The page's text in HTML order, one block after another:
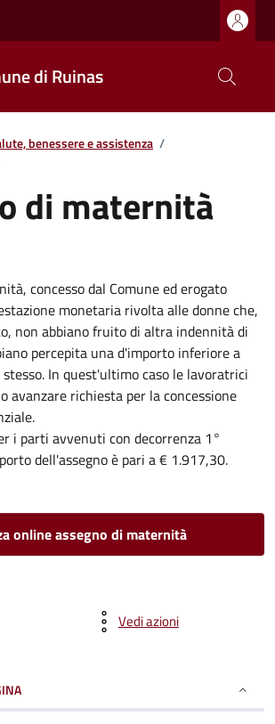
di Ruinas
benessere e assistenza /
di maternità
concesso dal Comune ed erogato
monetaria rivolta alle donne che,
non abbiano fruito di altra indennità di
percepita una d'importo inferiore a
In quest'ultimo caso le lavoratrici
avanzare richiesta per la concessione
i parti avvenuti con decorrenza 1°
dell'assegno è pari a € 1.917,30.
online assegno di maternità
Vedi azioni